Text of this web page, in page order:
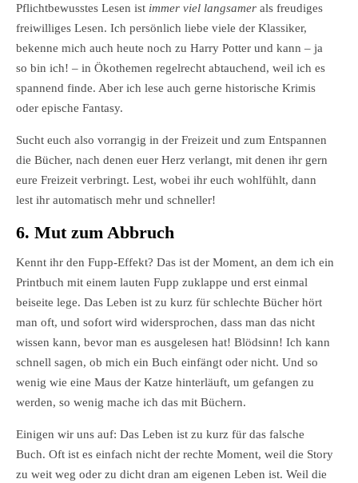
Pflichtbewusstes Lesen ist immer viel langsamer als freudiges
freiwilliges Lesen. Ich persönlich liebe viele der Klassiker,
bekenne mich auch heute noch zu Harry Potter und kann – ja
so bin ich! – in Ökothemen regelrecht abtauchend, weil ich es
spannend finde. Aber ich lese auch gerne historische Krimis
oder epische Fantasy.
Sucht euch also vorrangig in der Freizeit und zum Entspannen
die Bücher, nach denen euer Herz verlangt, mit denen ihr gern
eure Freizeit verbringt. Lest, wobei ihr euch wohlfühlt, dann
lest ihr automatisch mehr und schneller!
6. Mut zum Abbruch
Kennt ihr den Fupp-Effekt? Das ist der Moment, an dem ich ein
Printbuch mit einem lauten Fupp zuklappe und erst einmal
beiseite lege. Das Leben ist zu kurz für schlechte Bücher hört
man oft, und sofort wird widersprochen, dass man das nicht
wissen kann, bevor man es ausgelesen hat! Blödsinn! Ich kann
schnell sagen, ob mich ein Buch einfängt oder nicht. Und so
wenig wie eine Maus der Katze hinterläuft, um gefangen zu
werden, so wenig mache ich das mit Büchern.
Einigen wir uns auf: Das Leben ist zu kurz für das falsche
Buch. Oft ist es einfach nicht der rechte Moment, weil die Story
zu weit weg oder zu dicht dran am eigenen Leben ist. Weil die